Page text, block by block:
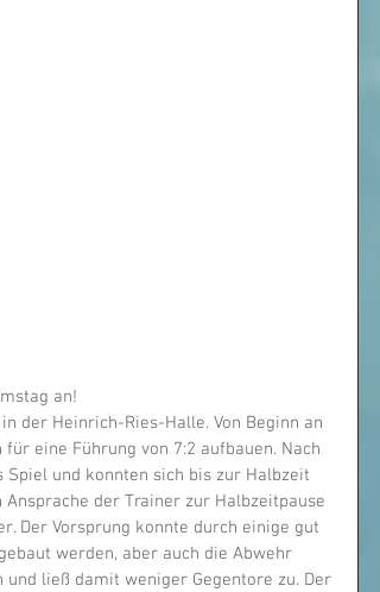
an!
der Heinrich-Ries-Halle. Von Beginn an
eine Führung von 7:2 aufbauen. Nach
und konnten sich bis zur Halbzeit
der Trainer zur Halbzeitpause
Der Vorsprung konnte durch einige gut
werden, aber auch die Abwehr
ließ damit weniger Gegentore zu. Der